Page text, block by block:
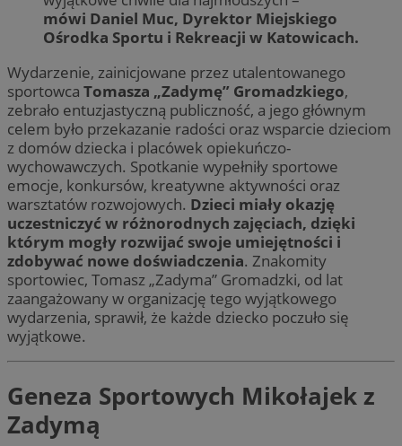
mówi Daniel Muc, Dyrektor Miejskiego
Ośrodka Sportu i Rekreacji w Katowicach.
Wydarzenie, zainicjowane przez utalentowanego
sportowca Tomasza „Zadymę” Gromadzkiego,
zebrało entuzjastyczną publiczność, a jego głównym
celem było przekazanie radości oraz wsparcie dzieciom
z domów dziecka i placówek opiekuńczo-
wychowawczych. Spotkanie wypełniły sportowe
emocje, konkursów, kreatywne aktywności oraz
warsztatów rozwojowych. Dzieci miały okazję
uczestniczyć w różnorodnych zajęciach, dzięki
którym mogły rozwijać swoje umiejętności i
zdobywać nowe doświadczenia. Znakomity
sportowiec, Tomasz „Zadyma” Gromadzki, od lat
zaangażowany w organizację tego wyjątkowego
wydarzenia, sprawił, że każde dziecko poczuło się
wyjątkowe.
Geneza Sportowych Mikołajek z
Zadymą